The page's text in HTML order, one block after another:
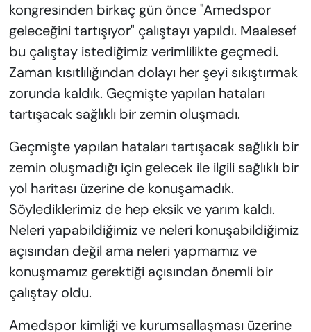
kongresinden birkaç gün önce "Amedspor
geleceğini tartışıyor" çalıştayı yapıldı. Maalesef
bu çalıştay istediğimiz verimlilikte geçmedi.
Zaman kısıtlılığından dolayı her şeyi sıkıştırmak
zorunda kaldık. Geçmişte yapılan hataları
tartışacak sağlıklı bir zemin oluşmadı.
Geçmişte yapılan hataları tartışacak sağlıklı bir
zemin oluşmadığı için gelecek ile ilgili sağlıklı bir
yol haritası üzerine de konuşamadık.
Söylediklerimiz de hep eksik ve yarım kaldı.
Neleri yapabildiğimiz ve neleri konuşabildiğimiz
açısından değil ama neleri yapmamız ve
konuşmamız gerektiği açısından önemli bir
çalıştay oldu.
Amedspor kimliği ve kurumsallaşması üzerine